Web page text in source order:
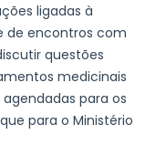
ligadas à
de encontros com
questões
medicinais
para os
para o Ministério